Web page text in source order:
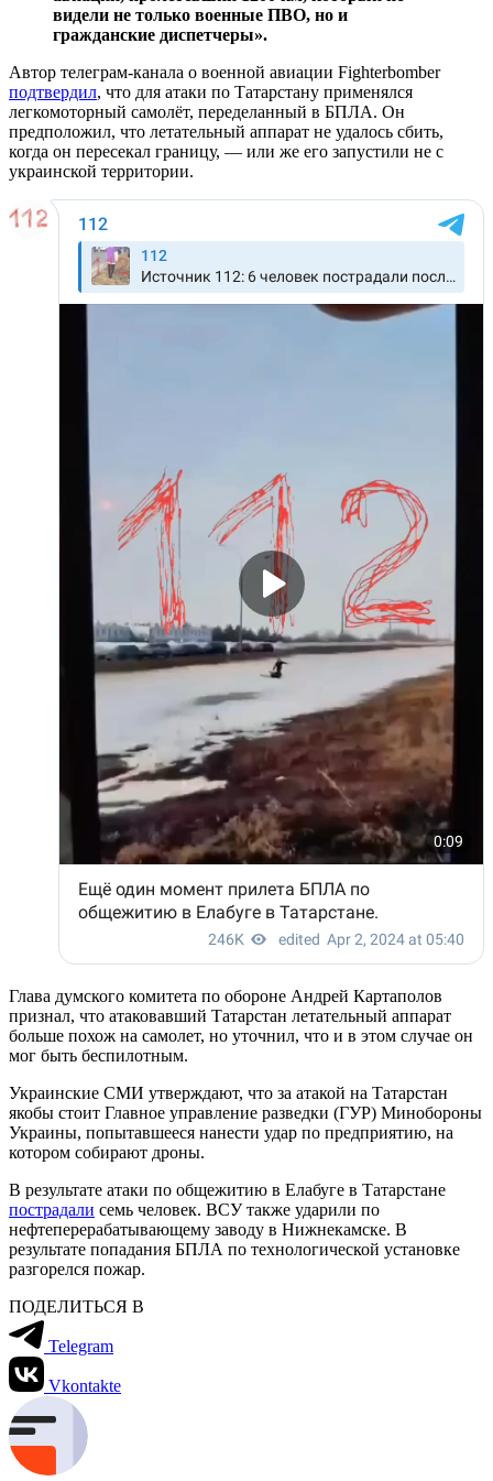
видели не только военные ПВО, но и
гражданские диспетчеры».
Автор телеграм-канала о военной авиации Fighterbomber
подтвердил, что для атаки по Татарстану применялся
легкомоторный самолёт, переделанный в БПЛА. Он
предположил, что летательный аппарат не удалось сбить,
когда он пересекал границу, — или же его запустили не с
украинской территории.
Глава думского комитета по обороне Андрей Картаполов
признал, что атаковавший Татарстан летательный аппарат
больше похож на самолет, но уточнил, что и в этом случае он
мог быть беспилотным.
Украинские СМИ утверждают, что за атакой на Татарстан
якобы стоит Главное управление разведки (ГУР) Минобороны
Украины, попытавшееся нанести удар по предприятию, на
котором собирают дроны.
В результате атаки по общежитию в Елабуге в Татарстане
пострадали семь человек. ВСУ также ударили по
нефтеперерабатывающему заводу в Нижнекамске. В
результате попадания БПЛА по технологической установке
разгорелся пожар.
ПОДЕЛИТЬСЯ В
Telegram
Vkontakte